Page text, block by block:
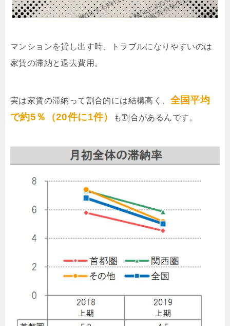
マンションを貸し出す時、トラブルになりやすいのは
家賃の滞納と退去費用。
実は家賃の滞納って割合的には結構高く、 全国平均
で約5％（20件に1件）
も割合があるんです。